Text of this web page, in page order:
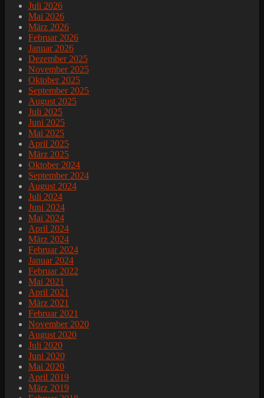
Juli 2026
Mai 2026
März 2026
Februar 2026
Januar 2026
Dezember 2025
November 2025
Oktober 2025
September 2025
August 2025
Juli 2025
Juni 2025
Mai 2025
April 2025
März 2025
Oktober 2024
September 2024
August 2024
Juli 2024
Juni 2024
Mai 2024
April 2024
März 2024
Februar 2024
Januar 2024
Februar 2022
Mai 2021
April 2021
März 2021
Februar 2021
November 2020
August 2020
Juli 2020
Juni 2020
Mai 2020
April 2019
März 2019